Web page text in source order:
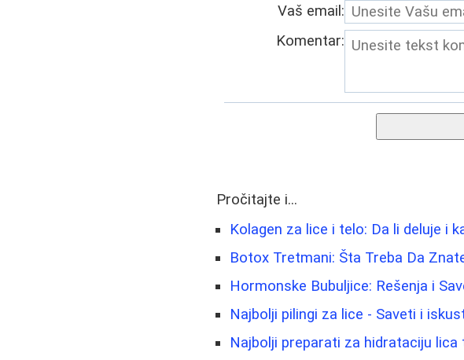
Vaš email:
Komentar:
Pročitajte i...
Kolagen za lice i telo: Da li deluje i
Botox Tretmani: Šta Treba Da
Hormonske Bubuljice: Rešenja i
Najbolji pilingi za lice - Saveti i
Najbolji preparati za hidrataciju lica